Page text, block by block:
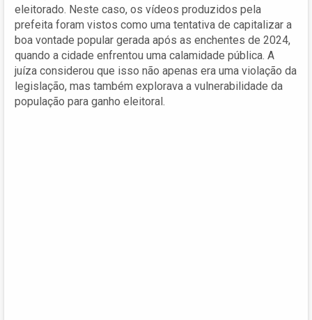
eleitorado. Neste caso, os vídeos produzidos pela
prefeita foram vistos como uma tentativa de capitalizar a
boa vontade popular gerada após as enchentes de 2024,
quando a cidade enfrentou uma calamidade pública. A
juíza considerou que isso não apenas era uma violação da
legislação, mas também explorava a vulnerabilidade da
população para ganho eleitoral.